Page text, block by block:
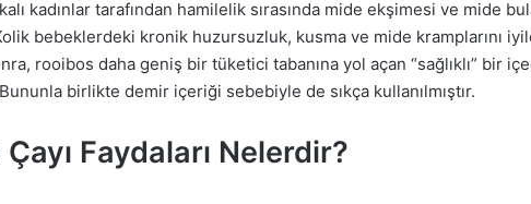
kadınlar tarafından hamilelik sırasında mide ekşimesi ve mide
bebeklerdeki kronik huzursuzluk, kusma ve mide kramplarını
rooibos daha geniş bir tüketici tabanına yol açan “sağlıklı” bir
birlikte demir içeriği sebebiyle de sıkça kullanılmıştır.
Faydaları Nelerdir?